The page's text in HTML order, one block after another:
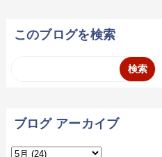
このブログを検索
ブログ アーカイブ